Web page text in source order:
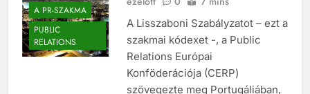
A PR-SZAKMA
PUBLIC
RELATIONS
A Lisszaboni Szabályzatot – ezt a
szakmai kódexet -, a Public
Relations Európai
Konföderációja (CERP)